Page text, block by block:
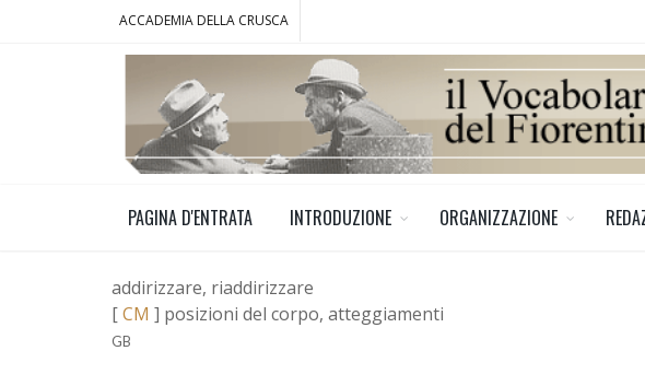
ACCADEMIA DELLA CRUSCA
PAGINA D'ENTRATA INTRODUZIONE ORGANIZZAZIONE
addirizzare, riaddirizzare
[CM ] posizioni del corpo, atteggiamenti
GB